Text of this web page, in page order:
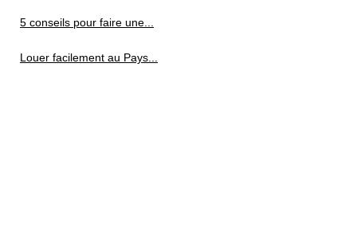
5 conseils pour faire une...
Louer facilement au Pays...